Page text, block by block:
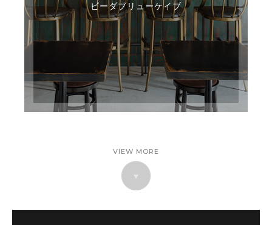
ビーダブリューケイブ
VIEW MORE